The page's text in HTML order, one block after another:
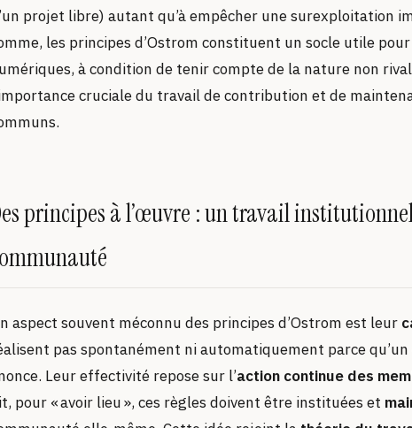
projet libre) autant qu’à empêcher une surexploitation
les principes d’Ostrom constituent un socle utile
à condition de tenir compte de la nature non
cruciale du travail de contribution et de
principes à l’œuvre : un travail
aspect souvent méconnu des principes d’Ostrom est leur
pas spontanément ni automatiquement parce
Leur effectivité repose sur l’action continue des
pour « avoir lieu », ces règles doivent être instituées et